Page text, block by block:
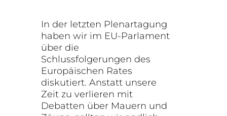
In der letzten Plenartagung
haben wir im EU-Parlament
über die
Schlussfolgerungen des
Europäischen Rates
diskutiert. Anstatt unsere
Zeit zu verlieren mit
Debatten über Mauern und